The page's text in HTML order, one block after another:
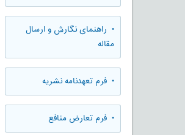
• راهنمای نگارش و ارسال
مقاله
• فرم تعهدنامه نشریه
• فرم تعارض منافع